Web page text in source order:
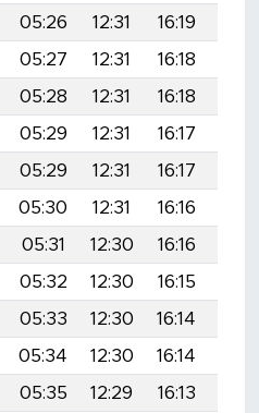
05:26 12:31 16:19
05:27 12:31 16:18
05:28 12:31 16:18
05:29 12:31 16:17
05:29 12:31 16:17
05:30 12:31 16:16
05:31 12:30 16:16
05:32 12:30 16:15
05:33 12:30 16:14
05:34 12:30 16:14
05:35 12:29 16:13